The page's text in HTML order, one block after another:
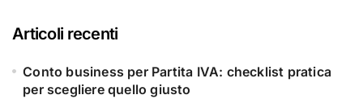
Articoli recenti
Conto business per Partita IVA: checklist pratica
per scegliere quello giusto